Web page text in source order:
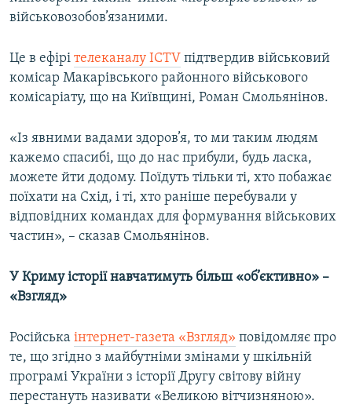
військовозобов’язаними.
Це в ефірі телеканалу ICTV підтвердив військовий
комісар Макарівського районного військового
комісаріату, що на Київщині, Роман Смольянінов.
«Із явними вадами здоров’я, то ми таким людям
кажемо спасибі, що до нас прибули, будь ласка,
можете йти додому. Поїдуть тільки ті, хто побажає
поїхати на Схід, і ті, хто раніше перебували у
відповідних командах для формування військових
частин», – сказав Смольянінов.
У Криму історії навчатимуть більш «об’єктивно» –
«Взгляд»
Російська інтернет-газета «Взгляд» повідомляє про
те, що згідно з майбутніми змінами у шкільній
програмі України з історії Другу світову війну
перестануть називати «Великою вітчизняною».